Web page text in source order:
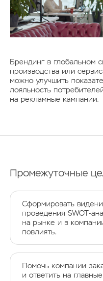
Брендинг в глобальном
производства или
можно улучшить
лояльность
на рекламные кампании.
Промежуточные
Сформировать
проведения SWOT-
на рынке и в
повлиять.
Помочь компании
и ответить на